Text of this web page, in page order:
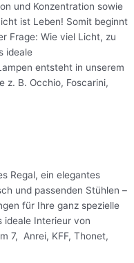
und Konzentration sowie
ist Leben! Somit beginnt
Frage: Wie viel Licht, zu
ideale
entsteht in unserem
z. B. Occhio, Foscarini,
Regal, ein elegantes
und passenden Stühlen –
für Ihre ganz spezielle
ideale Interieur von
7, Anrei, KFF, Thonet,